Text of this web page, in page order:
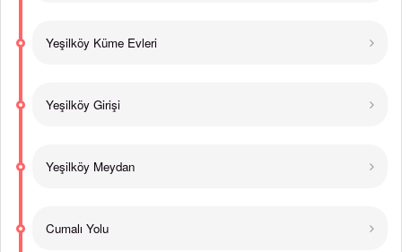
Yeşilköy Küme Evleri
Yeşilköy Girişi
Yeşilköy Meydan
Cumalı Yolu